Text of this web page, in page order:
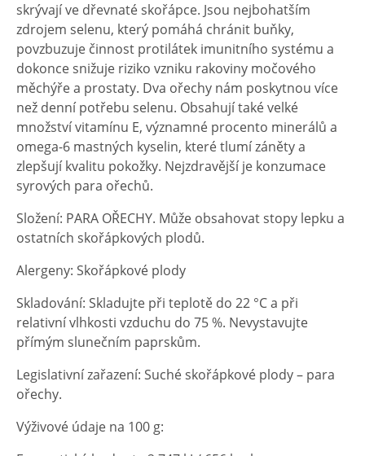
skrývají ve dřevnaté skořápce. Jsou nejbohatším
zdrojem selenu, který pomáhá chránit buňky,
povzbuzuje činnost protilátek imunitního systému a
dokonce snižuje riziko vzniku rakoviny močového
měchýře a prostaty. Dva ořechy nám poskytnou více
než denní potřebu selenu. Obsahují také velké
množství vitamínu E, významné procento minerálů a
omega-6 mastných kyselin, které tlumí záněty a
zlepšují kvalitu pokožky. Nejzdravější je konzumace
syrových para ořechů.
Složení: PARA OŘECHY. Může obsahovat stopy lepku a
ostatních skořápkových plodů.
Alergeny: Skořápkové plody
Skladování: Skladujte při teplotě do 22 °C a při
relativní vlhkosti vzduchu do 75 %. Nevystavujte
přímým slunečním paprskům.
Legislativní zařazení: Suché skořápkové plody – para
ořechy.
Výživové údaje na 100 g: